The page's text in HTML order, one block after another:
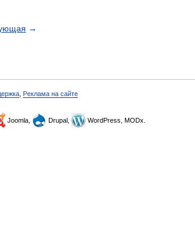
→
Реклама на сайте
Joomla, Drupal, WordPress, MODx.